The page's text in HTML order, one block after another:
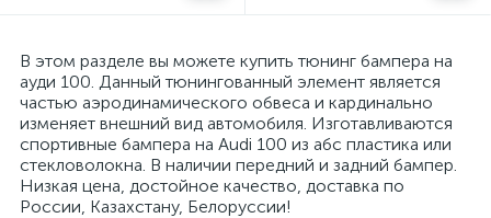
В этом разделе вы можете купить тюнинг бампера на
ауди 100. Данный тюнингованный элемент является
частью аэродинамического обвеса и кардинально
изменяет внешний вид автомобиля. Изготавливаются
спортивные бампера на Audi 100 из абс пластика или
стекловолокна. В наличии передний и задний бампер.
Низкая цена, достойное качество, доставка по
России, Казахстану, Белоруссии!